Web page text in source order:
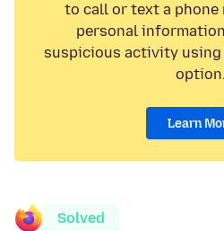
to call or text a phone
personal
suspicious activity using
option.
Learn
Solved